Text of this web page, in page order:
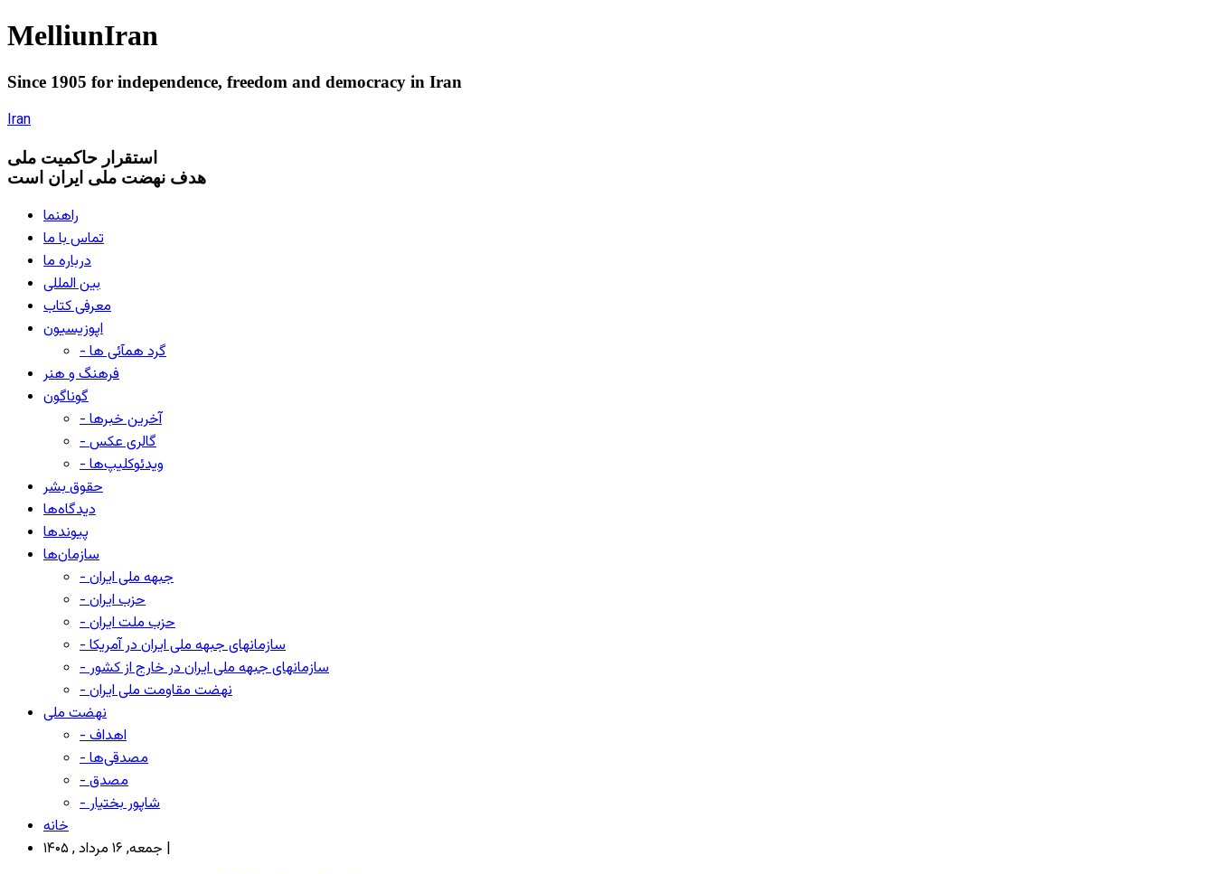
MelliunIran
Since 1905 for independence, freedom and democracy in Iran
Iran
استقرار حاکميت ملی
هدف نهضت ملی ایران است
راهنما
تماس با ما
درباره ما
بین المللی
معرفی کتاب
اپوزیسیون
- گرد همآئی ها
فرهنگ و هنر
گوناگون
- آخرین خبرها
- گالری عکس
- ویدئوکلیپ‌ها
حقوق بشر
دیدگاه‌ها
پیوندها
سازمان‌ها
- جبهه ملی ایران
- حزب ایران
- حزب ملت ایران
- سازمانهای جبهه ملی ایران در آمریکا
- سازمانهای جبهه ملی ایران در خارج از کشور
- نهضت مقاومت ملی ایران
نهضت ملی
- اهداف
- مصدقی‌ها
- مصدق
- شاپور بختیار
خانه
جمعه, ۱۶ مرداد , ۱۴۰۵ |